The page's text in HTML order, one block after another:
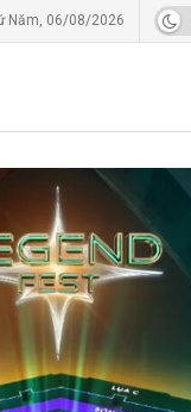
Năm, 06/08/2026